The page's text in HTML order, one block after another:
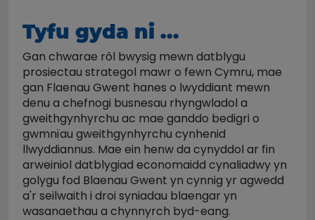
Tyfu gyda ni ...
Gan chwarae rôl bwysig mewn datblygu
prosiectau strategol mawr o fewn Cymru, mae
gan Flaenau Gwent hanes o lwyddiant mewn
denu a chefnogi busnesau rhyngwladol a
gweithgynhyrchu ac mae ganddo bedigri o
gwmnïau gweithgynhyrchu cynhenid
llwyddiannus. Mae ein henw da cynyddol ar fin
arweiniol datblygiad economaidd cynaliadwy yn
golygu fod Blaenau Gwent yn cynnig yr agwedd
a'r seilwaith i droi syniadau blaengar yn
wasanaethau a chynnyrch byd-eang.